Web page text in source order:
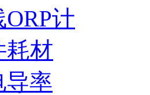
计
耗材
导率